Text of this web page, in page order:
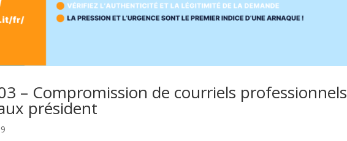
– Compromission de courriels professionnels
président